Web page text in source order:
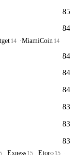
85
84
14 MiamiCoin 14
84
84
84
83
83
83
Exness 15 Etoro 15